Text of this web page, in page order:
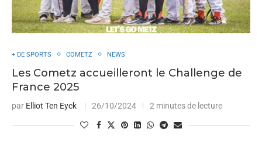
+ DE SPORTS COMETZ NEWS
Les Cometz accueilleront le Challenge de
France 2025
par Elliot Ten Eyck 26/10/2024 2 minutes de lecture